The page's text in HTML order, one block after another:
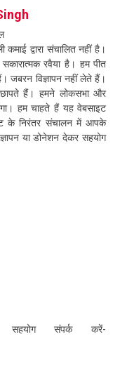
द्वारा संचालित नहीं है।
रवैया है। हम पीत
जबरन विज्ञापन नहीं लेते हैं।
हैं। हमने लोकसभा और
हम चाहते हैं यह वेबसाइट
के निरंतर संचालन में आपके
या डोनेशन देकर सहयोग
सहयोग संपर्क करें-